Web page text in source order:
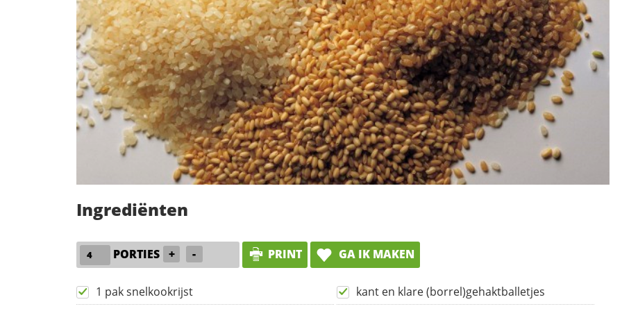
Ingrediënten
PORTIES + - PRINT GA IK MAKEN
1 pak snelkookrijst
kant en klare (borrel)gehaktballetjes